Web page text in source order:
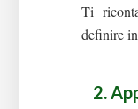
Ti
definire
2.